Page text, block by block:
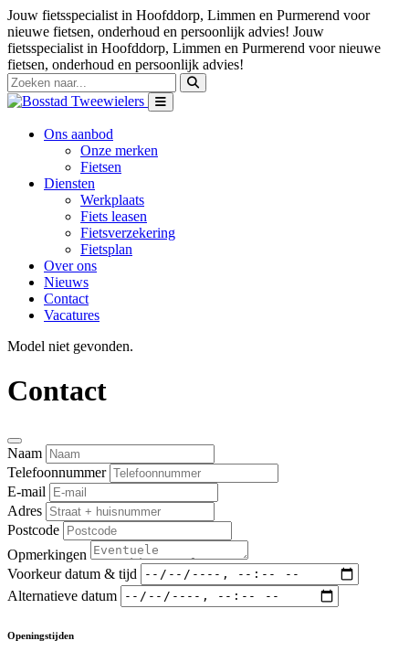
Jouw fietsspecialist in Hoofddorp, Limmen en Purmerend voor
nieuwe fietsen, onderhoud en persoonlijk advies! Jouw
fietsspecialist in Hoofddorp, Limmen en Purmerend voor nieuwe
fietsen, onderhoud en persoonlijk advies!
Ons aanbod
Onze merken
Fietsen
Diensten
Werkplaats
Fiets leasen
Fietsverzekering
Fietsplan
Over ons
Nieuws
Contact
Vacatures
Model niet gevonden.
Contact
Naam
Telefoonnummer
E-mail
Adres
Postcode
Opmerkingen
Voorkeur datum & tijd
Alternatieve datum
Openingstijden